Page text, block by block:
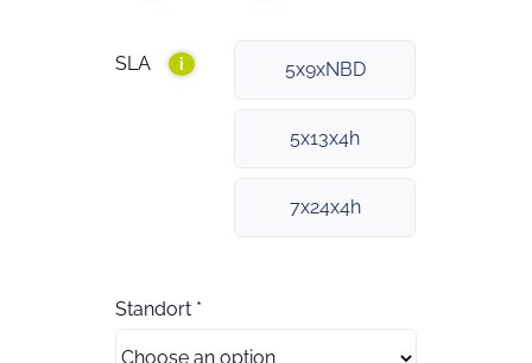
SLA i 5x9xNBD
5x13x4h
7x24x4h
Standort *